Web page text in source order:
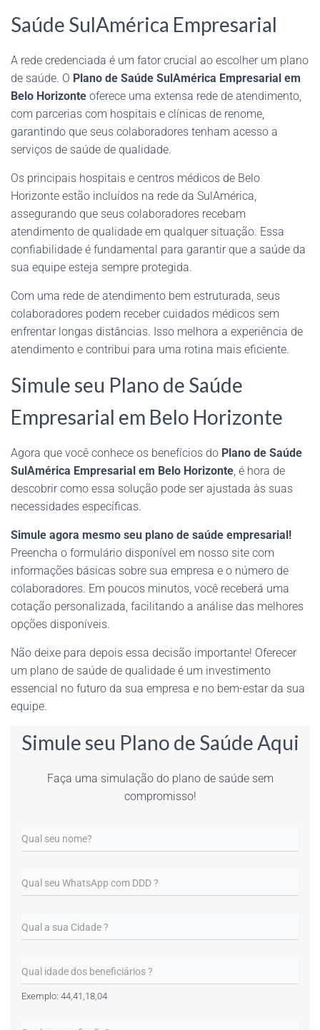
Saúde SulAmérica Empresarial
A rede credenciada é um fator crucial ao escolher um plano
de saúde. O Plano de Saúde SulAmérica Empresarial em
Belo Horizonte oferece uma extensa rede de atendimento,
com parcerias com hospitais e clínicas de renome,
garantindo que seus colaboradores tenham acesso a
serviços de saúde de qualidade.
Os principais hospitais e centros médicos de Belo
Horizonte estão incluídos na rede da SulAmérica,
assegurando que seus colaboradores recebam
atendimento de qualidade em qualquer situação. Essa
confiabilidade é fundamental para garantir que a saúde da
sua equipe esteja sempre protegida.
Com uma rede de atendimento bem estruturada, seus
colaboradores podem receber cuidados médicos sem
enfrentar longas distâncias. Isso melhora a experiência de
atendimento e contribui para uma rotina mais eficiente.
Simule seu Plano de Saúde
Empresarial em Belo Horizonte
Agora que você conhece os benefícios do Plano de Saúde
SulAmérica Empresarial em Belo Horizonte, é hora de
descobrir como essa solução pode ser ajustada às suas
necessidades específicas.
Simule agora mesmo seu plano de saúde empresarial!
Preencha o formulário disponível em nosso site com
informações básicas sobre sua empresa e o número de
colaboradores. Em poucos minutos, você receberá uma
cotação personalizada, facilitando a análise das melhores
opções disponíveis.
Não deixe para depois essa decisão importante! Oferecer
um plano de saúde de qualidade é um investimento
essencial no futuro da sua empresa e no bem-estar da sua
equipe.
Simule seu Plano de Saúde Aqui
Faça uma simulação do plano de saúde sem
compromisso!
Exemplo: 44,41,18,04